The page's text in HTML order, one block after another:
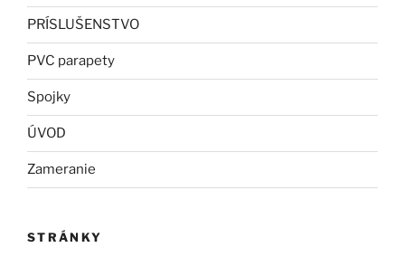
PRÍSLUŠENSTVO
PVC parapety
Spojky
ÚVOD
Zameranie
STRÁNKY